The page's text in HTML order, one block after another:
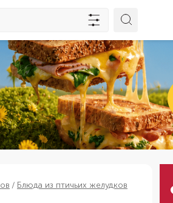
Блюда из птичьих желудков